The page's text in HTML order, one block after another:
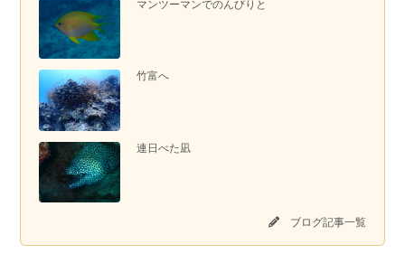
マンツーマンでのんびりと
竹富へ
連日べた凪
ブログ記事一覧